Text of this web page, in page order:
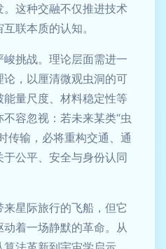
这种交融不仅推进技术
联本质的认知。
挑战。理论层面需进一
，以厘清微观虫洞的可
量尺度、材料稳定性等
容忽视：若未来某类“虫
传输，必将重构交通、通
公平、安全与身份认同
星际旅行的飞船，但它
着一场静默的革命。从